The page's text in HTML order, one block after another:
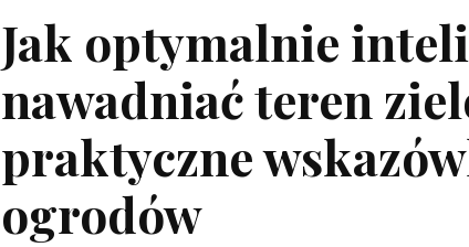
Jak optymalnie
nawadniać teren
praktyczne
ogrodów